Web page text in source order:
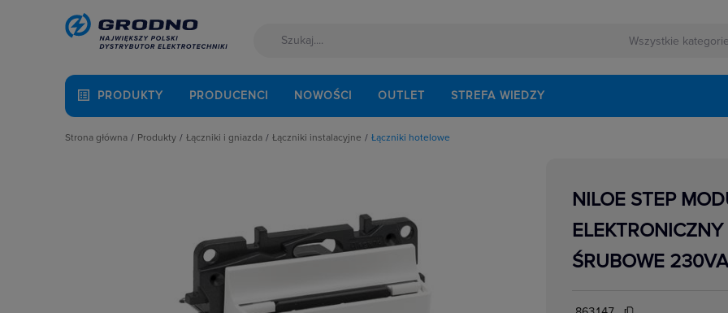
PRODUKTY PRODUCENCI NOWOŚCI OUTLET STREFA WIEDZY
Strona główna
Produkty
Kable i przewody
Łączniki i gniazda
Narzędzia i mierniki
Ochrona odgromowa
Odzież ochronna i BHP
Łączniki i gniazda
Puszki instalacyjne
Ramki, klawisze, plakietki
Ściemniacze
Słupki i kolumny zasilające
Termostaty i regulatory
Łączniki instalacyjne
Łączniki pojedyncze
Łączniki schodowe
Łączniki świecznikowe
Łaczniki żaluzjowe
Radia i głośniki
Łączniki hotelowe
NILOE STEP
ŚRUBOWE 230VA